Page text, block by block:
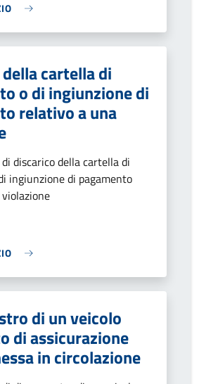
cartella di
o di ingiunzione di
relativo a una
discarico della cartella di
ingiunzione di pagamento
di un veicolo
di assicurazione
in circolazione